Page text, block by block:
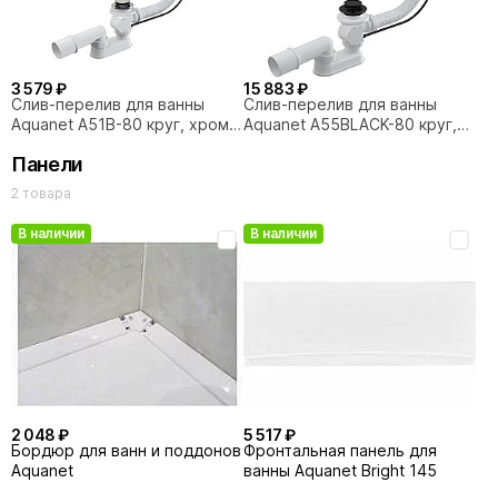
3 579 ₽
Слив-перелив для ванны
Aquanet A51B-80 круг, хром/
15 883 ₽
Слив-перелив для ванны
Aquanet A55BLACK-80 круг,
Панели
2 товара
В наличии
2 048 ₽
Бордюр для ванн и поддонов
Aquanet
В наличии
5 517 ₽
Фронтальная панель для
ванны Aquanet Bright 145